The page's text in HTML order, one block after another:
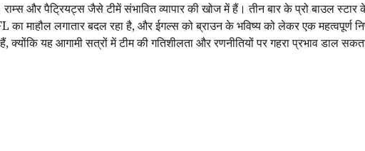
और पैट्रियट्स जैसे टीमें संभावित व्यापार की खोज में हैं। तीन बार के प्रो बाउल
माहौल लगातार बदल रहा है, और ईगल्स को ब्राउन के भविष्य को लेकर एक महत्वपूर्ण
यह आगामी सत्रों में टीम की गतिशीलता और रणनीतियों पर गहरा प्रभाव डाल